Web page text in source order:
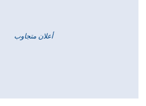
أعلان متجاوب